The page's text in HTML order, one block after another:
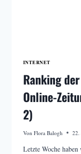
INTERNET
Ranking
Online-
2)
Von Flora Balogh 22.
Letzte Woche